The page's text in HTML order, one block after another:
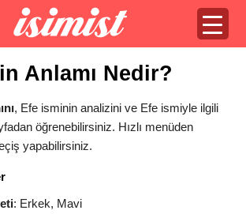
Anlamı Nedir?
, Efe isminin analizini ve Efe ismiyle ilgili
öğrenebilirsiniz. Hızlı menüden
yapabilirsiniz.
: Erkek, Mavi